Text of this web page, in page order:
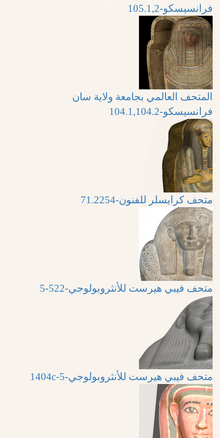
فرانسيسكو-105.1,2
المتحف العالمي بجامعة ولاية سان
فرانسيسكو-104.1,104.2
متحف كرايسلر للفنون-71.2254
متحف فيبي هيرست للأنثروبولوجي-522-5
متحف فيبي هيرست للأنثروبولوجي-5-1404c